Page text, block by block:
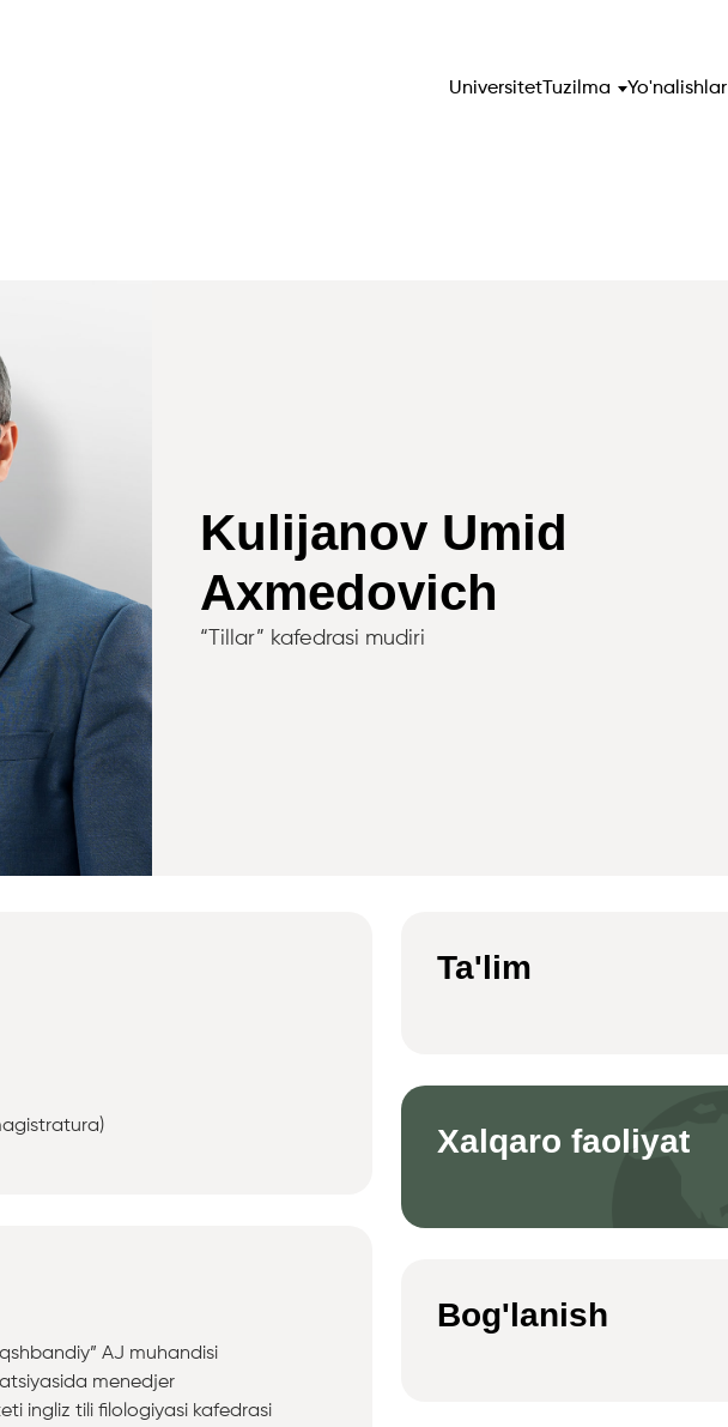
Universitet Tuzilma Yo'nalishlar
Kulijanov Umid
Axmedovich
“Tillar” kafedrasi mudiri
AJ muhandisi
menedjer
ingliz tili filologiyasi kafedrasi
Ta'lim
Xalqaro faoliyat
Bog'lanish